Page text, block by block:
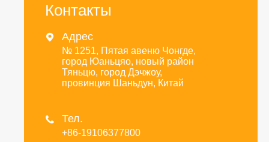
Контакты
 Адрес
№ 1251, Пятая авеню Чонгде,
город Юаньцяо, новый район
Тяньцю, город Дэчжоу,
провинция Шаньдун, Китай
 Тел.
+86-19106377800